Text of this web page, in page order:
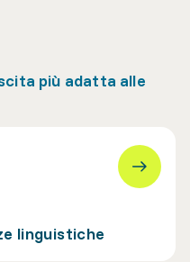
più adatta alle
linguistiche